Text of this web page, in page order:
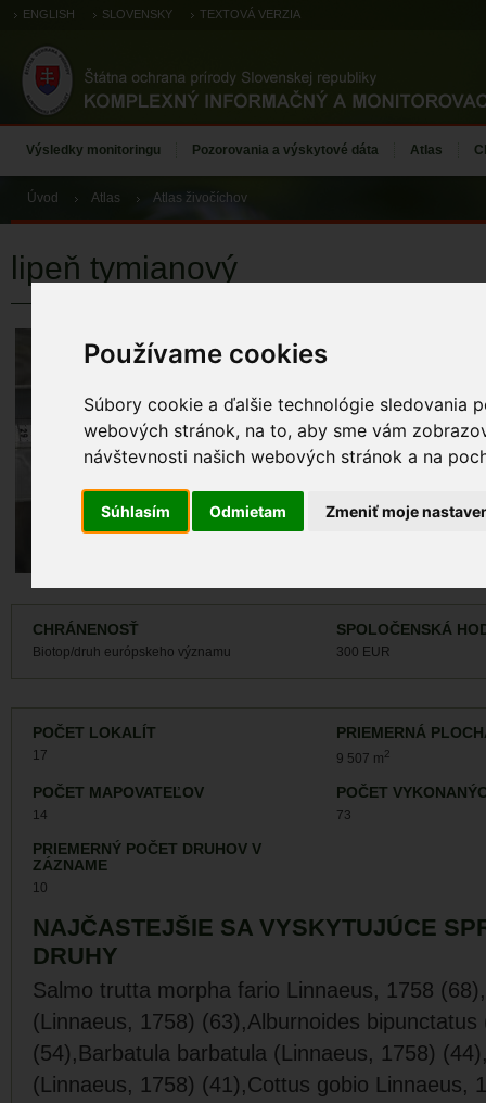
Používame cookies
Súbory cookie a ďalšie technológie sledovania
webových stránok, na to, aby sme vám
návštevnosti našich webových stránok a na
Súhlasím Odmietam Zmeniť moje
ENGLISH SLOVENSKY TEXTOVÁ VERZIA
Výsledky monitoringu Pozorovania a výskytové dáta Atlas
Úvod Atlas Atlas živočíchov
lipeň tymianový
ÚZEMIA NA
Atlas živočíchov
Záznamy
CHRÁNENOSŤ
Biotop/druh európskeho významu
SPOLOČENSKÁ
300 EUR
POČET LOKALÍT
17
PRIEMERNÁ
9 507 m2
POČET MAPOVATEĽOV
14
POČET
73
PRIEMERNÝ POČET DRUHOV V
ZÁZNAME
10
NAJČASTEJŠIE SA VYSKYTUJÚCE
DRUHY
Salmo trutta morpha fario Linnaeus, 1758
(Linnaeus, 1758) (63),Alburnoides bipunctatus
(54),Barbatula barbatula (Linnaeus, 1758)
(Linnaeus, 1758) (41),Cottus gobio Linnaeus,